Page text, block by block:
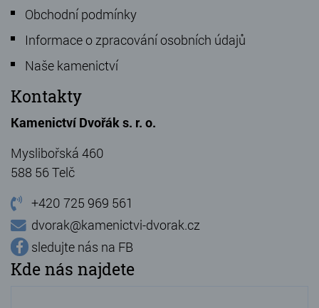
Obchodní podmínky
Informace o zpracování osobních údajů
Naše kamenictví
Kontakty
Kamenictví Dvořák s. r. o.
Myslibořská 460
588 56 Telč
+420 725 969 561
dvorak@kamenictvi-dvorak.cz
sledujte nás na FB
Kde nás najdete